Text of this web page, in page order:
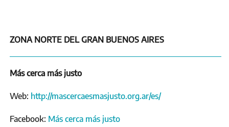
ZONA NORTE DEL GRAN BUENOS AIRES
Más cerca más justo
Web: http://mascercaesmasjusto.org.ar/es/
Facebook: Más cerca más justo